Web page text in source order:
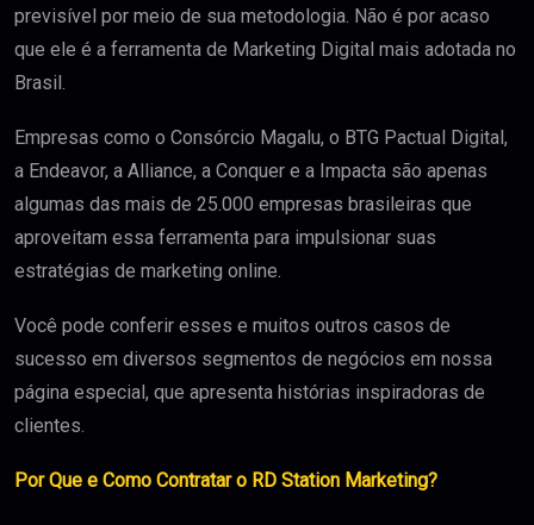
previsível por meio de sua metodologia. Não é por acaso
que ele é a ferramenta de Marketing Digital mais adotada no
Brasil.
Empresas como o Consórcio Magalu, o BTG Pactual Digital,
a Endeavor, a Alliance, a Conquer e a Impacta são apenas
algumas das mais de 25.000 empresas brasileiras que
aproveitam essa ferramenta para impulsionar suas
estratégias de marketing online.
Você pode conferir esses e muitos outros casos de
sucesso em diversos segmentos de negócios em nossa
página especial, que apresenta histórias inspiradoras de
clientes.
Por Que e Como Contratar o RD Station Marketing?